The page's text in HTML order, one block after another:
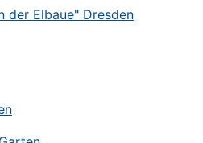
der Elbaue" Dresden